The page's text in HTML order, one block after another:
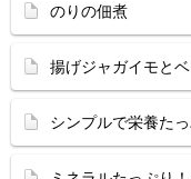
のりの佃煮
揚げジャガイモと
シンプルで栄養た